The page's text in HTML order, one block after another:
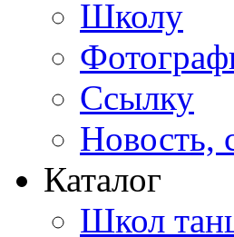
Школу
Ссылку
Новость,
Каталог
Школ